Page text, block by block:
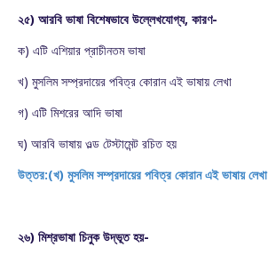
২৫) আরবি ভাষা বিশেষভাবে উল্লেখযোগ্য, কারণ-
ক) এটি এশিয়ার প্রাচীনতম ভাষা
খ) মুসলিম সম্প্রদায়ের পবিত্র কোরান এই ভাষায় লেখা
গ) এটি মিশরের আদি ভাষা
ঘ) আরবি ভাষায় ওল্ড টেস্টামেন্ট রচিত হয়
উত্তর:(খ) মুসলিম সম্প্রদায়ের পবিত্র কোরান এই ভাষায় লেখা
২৬) মিশ্রভাষা চিনুক উদ্ভূত হয়-